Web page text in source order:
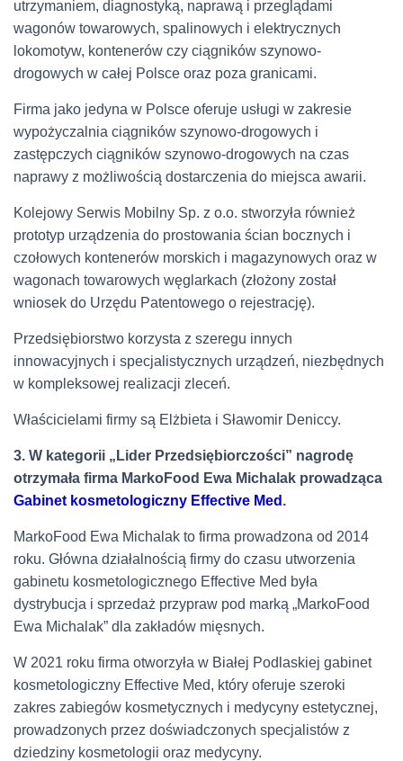
utrzymaniem, diagnostyką, naprawą i przeglądami
wagonów towarowych, spalinowych i elektrycznych
lokomotyw, kontenerów czy ciągników szynowo-
drogowych w całej Polsce oraz poza granicami.
Firma jako jedyna w Polsce oferuje usługi w zakresie
wypożyczalnia ciągników szynowo-drogowych i
zastępczych ciągników szynowo-drogowych na czas
naprawy z możliwością dostarczenia do miejsca awarii.
Kolejowy Serwis Mobilny Sp. z o.o. stworzyła również
prototyp urządzenia do prostowania ścian bocznych i
czołowych kontenerów morskich i magazynowych oraz w
wagonach towarowych węglarkach (złożony został
wniosek do Urzędu Patentowego o rejestrację).
Przedsiębiorstwo korzysta z szeregu innych
innowacyjnych i specjalistycznych urządzeń, niezbędnych
w kompleksowej realizacji zleceń.
Właścicielami firmy są Elżbieta i Sławomir Deniccy.
3. W kategorii „Lider Przedsiębiorczości” nagrodę
otrzymała firma MarkoFood Ewa Michalak prowadząca
Gabinet kosmetologiczny Effective Med .
MarkoFood Ewa Michalak to firma prowadzona od 2014
roku. Główna działalnością firmy do czasu utworzenia
gabinetu kosmetologicznego Effective Med była
dystrybucja i sprzedaż przypraw pod marką „MarkoFood
Ewa Michalak” dla zakładów mięsnych.
W 2021 roku firma otworzyła w Białej Podlaskiej gabinet
kosmetologiczny Effective Med, który oferuje szeroki
zakres zabiegów kosmetycznych i medycyny estetycznej,
prowadzonych przez doświadczonych specjalistów z
dziedziny kosmetologii oraz medycyny.